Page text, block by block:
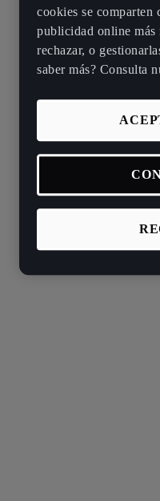
cookies se comparten
publicidad online más
rechazar, o
saber más? Consulta